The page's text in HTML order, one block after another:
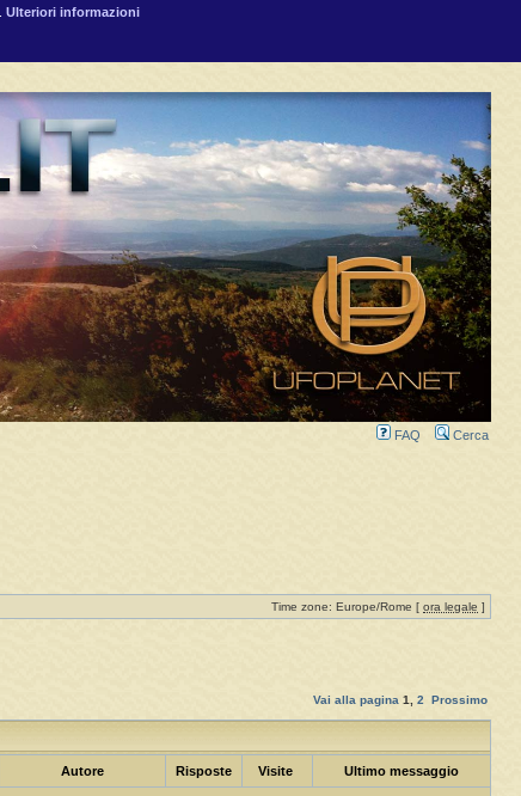
Ulteriori informazioni
FAQ Cerca
Time zone: Europe/Rome [ ora legale ]
Vai alla pagina 1, 2 Prossimo
Autore Risposte Visite Ultimo messaggio